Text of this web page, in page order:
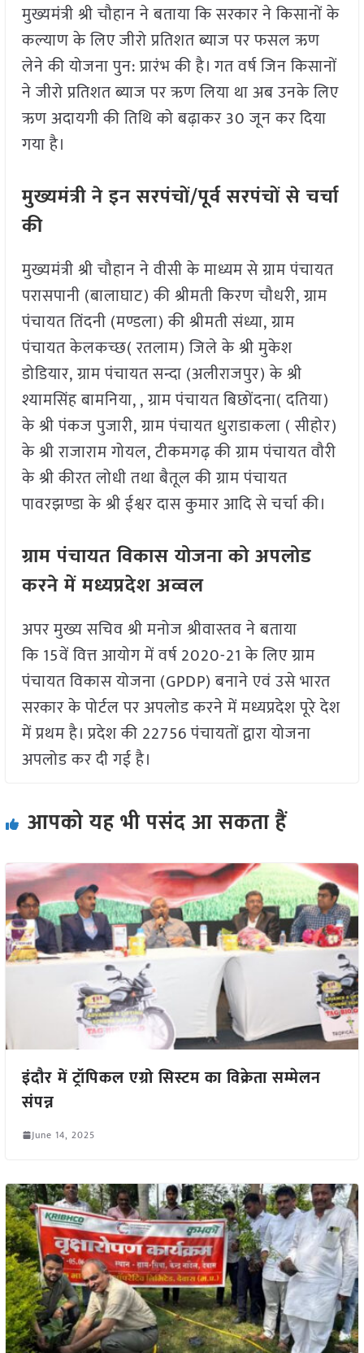
मुख्यमंत्री श्री चौहान ने बताया कि सरकार ने किसानों के
कल्याण के लिए जीरो प्रतिशत ब्याज पर फसल ऋण
लेने की योजना पुन: प्रारंभ की है। गत वर्ष जिन किसानों
ने जीरो प्रतिशत ब्याज पर ऋण लिया था अब उनके लिए
ऋण अदायगी की तिथि को बढ़ाकर 30 जून कर दिया
गया है।
मुख्यमंत्री ने इन सरपंचों/पूर्व सरपंचों से चर्चा
की
मुख्यमंत्री श्री चौहान ने वीसी के माध्यम से ग्राम पंचायत
परासपानी (बालाघाट) की श्रीमती किरण चौधरी, ग्राम
पंचायत तिंदनी (मण्डला) की श्रीमती संध्या, ग्राम
पंचायत केलकच्छ( रतलाम) जिले के श्री मुकेश
डोडियार, ग्राम पंचायत सन्दा (अलीराजपुर) के श्री
श्यामसिंह बामनिया, , ग्राम पंचायत बिछोंदना( दतिया)
के श्री पंकज पुजारी, ग्राम पंचायत धुराडाकला ( सीहोर)
के श्री राजाराम गोयल, टीकमगढ़ की ग्राम पंचायत वौरी
के श्री कीरत लोधी तथा बैतूल की ग्राम पंचायत
पावरझण्डा के श्री ईश्वर दास कुमार आदि से चर्चा की।
ग्राम पंचायत विकास योजना को अपलोड
करने में मध्यप्रदेश अव्वल
अपर मुख्य सचिव श्री मनोज श्रीवास्तव ने बताया
कि 15वें वित्त आयोग में वर्ष 2020-21 के लिए ग्राम
पंचायत विकास योजना (GPDP) बनाने एवं उसे भारत
सरकार के पोर्टल पर अपलोड करने में मध्यप्रदेश पूरे देश
में प्रथम है। प्रदेश की 22756 पंचायतों द्वारा योजना
अपलोड कर दी गई है।
आपको यह भी पसंद आ सकता हैं
इंदौर में ट्रॉपिकल एग्रो सिस्टम का विक्रेता सम्मेलन
संपन्न
June 14, 2025